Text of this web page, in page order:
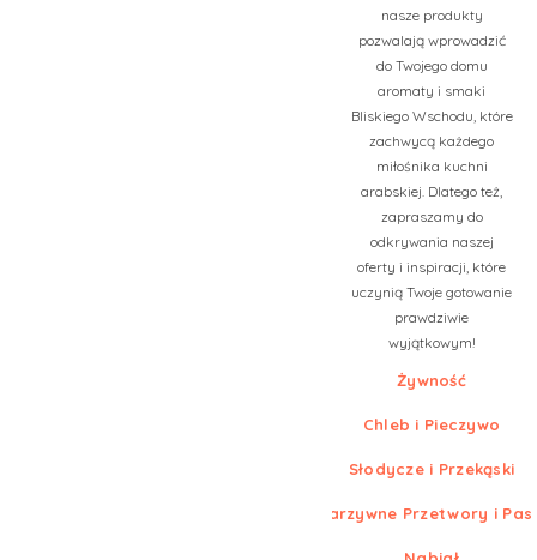
nasze produkty
pozwalają wprowadzić
do Twojego domu
aromaty i smaki
Bliskiego Wschodu, które
zachwycą każdego
miłośnika kuchni
arabskiej. Dlatego też,
zapraszamy do
odkrywania naszej
oferty i inspiracji, które
uczynią Twoje gotowanie
prawdziwie
wyjątkowym!
Żywność
Chleb i Pieczywo
Słodycze i Przekąski
Warzywne Przetwory i